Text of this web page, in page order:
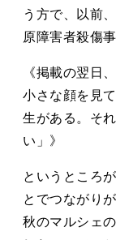
アク
う方で、以前
原障害者殺傷
《掲載の翌日
小さな顔を見
生がある。そ
い」》
というところ
とでつながり
秋のマルシェ